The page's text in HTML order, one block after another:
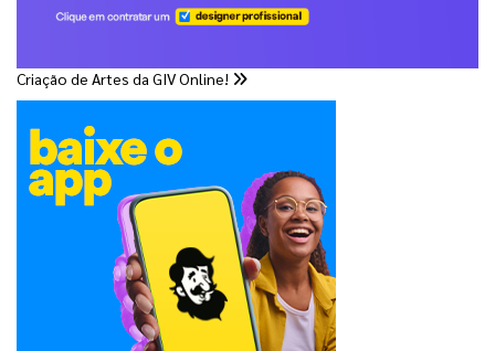
Criação de Artes da GIV Online!